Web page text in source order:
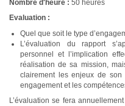
Nombre d'heure : 50 heures
Evaluation :
Quel que soit le type
L’évaluation du rapport
personnel et l’implication
réalisation de sa mission,
clairement les enjeux de
engagement et les
L’évaluation se fera